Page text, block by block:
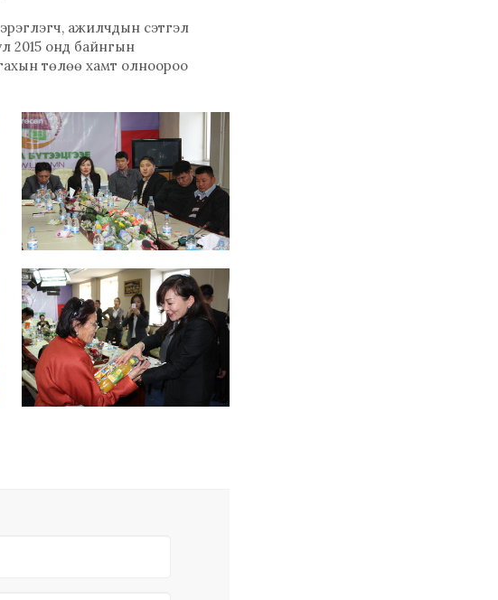
ажилчдын сэтгэл
2015 онд байнгын
төлөө хамт олноороо